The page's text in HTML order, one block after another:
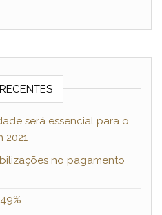
será essencial para o
2021
no pagamento